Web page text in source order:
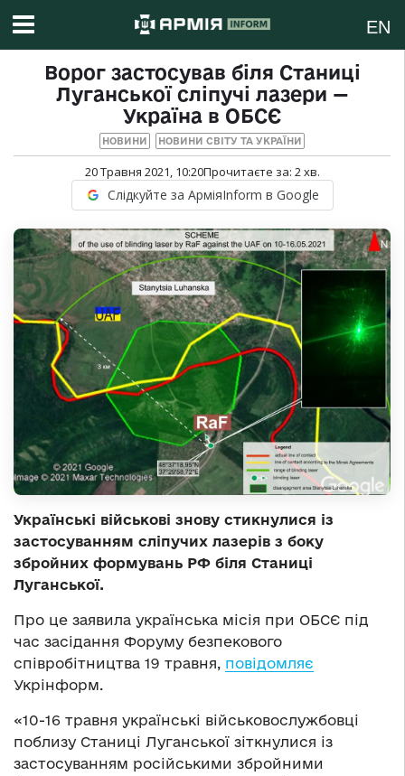
EN
Ворог застосував біля Станиці
Луганської сліпучі лазери —
Україна в ОБСЄ
НОВИНИ НОВИНИ СВІТУ ТА УКРАЇНИ
20 Травня 2021, 10:20Прочитаєте за: 2хв.
Слідкуйте за АрміяInform в Google
Українські військові знову стикнулися із
застосуванням сліпучих лазерів з боку
збройних формувань РФ біля Станиці
Луганської.
Про це заявила українська місія при ОБСЄ під
час засідання Форуму безпекового
співробітництва 19 травня, повідомляє
Укрінформ.
«10-16 травня українські військовослужбовці
поблизу Станиці Луганської зіткнулися із
застосуванням російськими збройними